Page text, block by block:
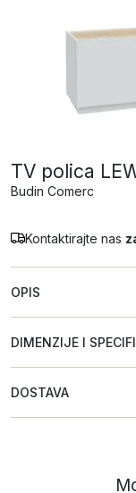
TV polica
Budin Comerc
Kontaktirajte nas
OPIS
DIMENZIJE I
DOSTAVA